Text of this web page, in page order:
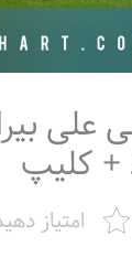
+ کلیپ
امتیاز